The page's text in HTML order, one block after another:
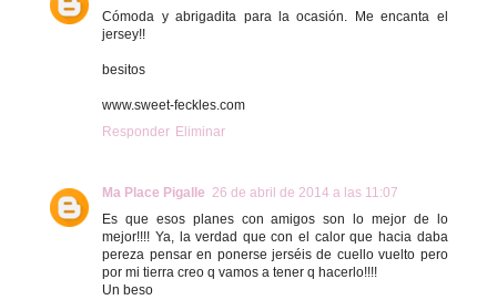
Cómoda y abrigadita para la ocasión. Me encanta el
jersey!!
besitos
www.sweet-feckles.com
Responder Eliminar
Ma Place Pigalle 26 de abril de 2014 a las 11:07
Es que esos planes con amigos son lo mejor de lo
mejor!!!! Ya, la verdad que con el calor que hacia daba
pereza pensar en ponerse jerséis de cuello vuelto pero
por mi tierra creo q vamos a tener q hacerlo!!!!
Un beso